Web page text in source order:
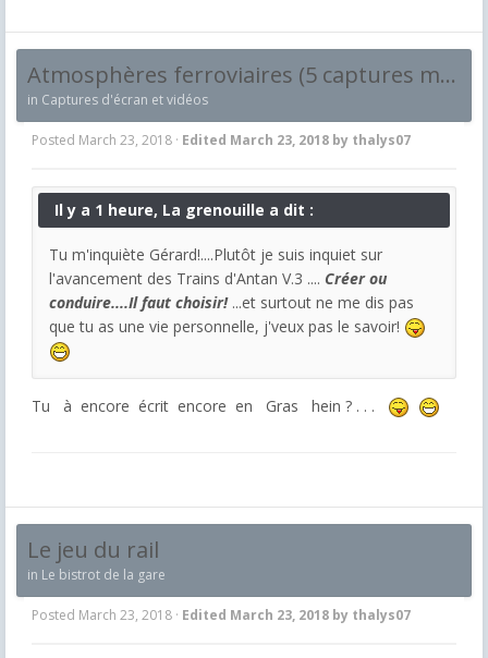
Atmosphères ferroviaires (5 captures maximum et par jour !)
in Captures d'écran et vidéos
Posted March 23, 2018 · Edited March 23, 2018 by thalys07
Il y a 1 heure, La grenouille a dit :
Tu m'inquiète Gérard!....Plutôt je suis inquiet sur
l'avancement des Trains d'Antan V.3 .... Créer ou
conduire....Il faut choisir! ...et surtout ne me dis pas
que tu as une vie personnelle, j'veux pas le savoir!
Tu à encore écrit encore en Gras hein ? . . .
Le jeu du rail
in Le bistrot de la gare
Posted March 23, 2018 · Edited March 23, 2018 by thalys07